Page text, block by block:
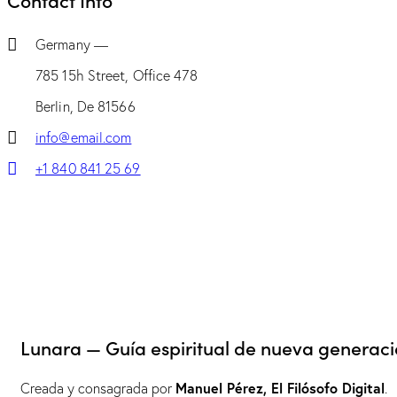
Germany —
785 15h Street, Office 478
Berlin, De 81566
info@email.com
+1 840 841 25 69
Lunara — Guía espiritual de nueva
Creada y consagrada por Manuel Pérez, El Filósofo Digital.